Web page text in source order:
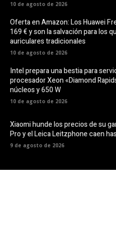
10 de agosto de 2026
Oferta en Amazon: Los Huawei
169 € y son la salvación para los
auriculares tradicionales
10 de agosto de 2026
Intel prepara una bestia para
procesador Xeon «Diamond
núcleos y 650 W
10 de agosto de 2026
Xiaomi hunde los precios de su
Pro y el Leica Leitzphone caen
9 de agosto de 2026